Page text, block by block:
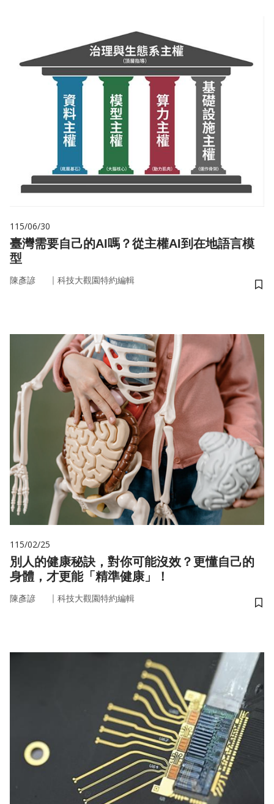
115/06/30
臺灣需要自己的AI嗎？從主權AI到在地語言模
型
陳彥諺 ｜ 科技大觀園特約編輯
儲
115/02/25
別人的健康秘訣，對你可能沒效？更懂自己的
身體，才更能「精準健康」！
陳彥諺 ｜ 科技大觀園特約編輯
儲